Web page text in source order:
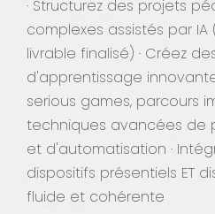
· Structurez des projets
complexes assistés par
livrable finalisé) · Créez
d'apprentissage
serious games, parcours
techniques avancées de
et d'automatisation ·
dispositifs présentiels ET
fluide et cohérente